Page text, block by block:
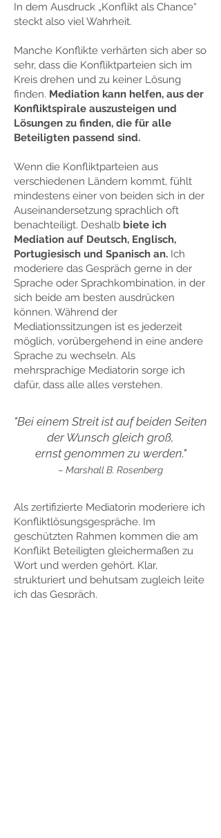
In dem Ausdruck „Konflikt als Chance“
steckt also viel Wahrheit.
Manche Konflikte verhärten sich aber so
sehr, dass die Konfliktparteien sich im
Kreis drehen und zu keiner Lösung
finden. Mediation kann helfen, aus der
Konfliktspirale auszusteigen und
Lösungen zu finden, die für alle
Beteiligten passend sind.
Wenn die Konfliktparteien aus
verschiedenen Ländern kommt, fühlt
mindestens einer von beiden sich in der
Auseinandersetzung sprachlich oft
benachteiligt. Deshalb biete ich
Mediation auf Deutsch, Englisch,
Portugiesisch und Spanisch an. Ich
moderiere das Gespräch gerne in der
Sprache oder Sprachkombination, in der
sich beide am besten ausdrücken
können. Während der
Mediationssitzungen ist es jederzeit
möglich, vorübergehend in eine andere
Sprache zu wechseln. Als
mehrsprachige Mediatorin sorge ich
dafür, dass alle alles verstehen.
"Bei einem Streit ist auf beiden Seiten
der Wunsch gleich groß,
ernst genommen zu werden."
– Marshall B. Rosenberg
Als zertifizierte Mediatorin moderiere ich
Konfliktlösungsgespräche. Im
geschützten Rahmen kommen die am
Konflikt Beteiligten gleichermaßen zu
Wort und werden gehört. Klar,
strukturiert und behutsam zugleich leite
ich das Gespräch.